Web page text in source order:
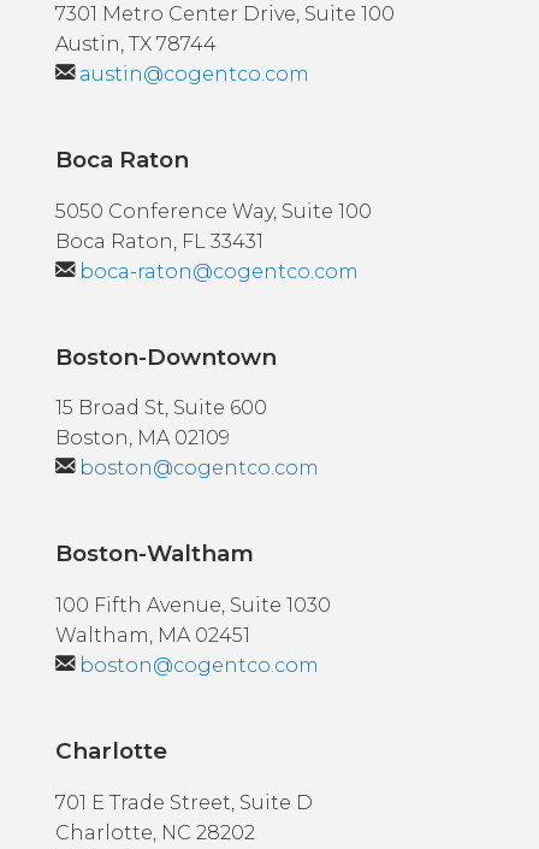
7301 Metro Center Drive, Suite 100
Austin, TX 78744
austin@cogentco.com
Boca Raton
5050 Conference Way, Suite 100
Boca Raton, FL 33431
boca-raton@cogentco.com
Boston-Downtown
15 Broad St, Suite 600
Boston, MA 02109
boston@cogentco.com
Boston-Waltham
100 Fifth Avenue, Suite 1030
Waltham, MA 02451
boston@cogentco.com
Charlotte
701 E Trade Street, Suite D
Charlotte, NC 28202